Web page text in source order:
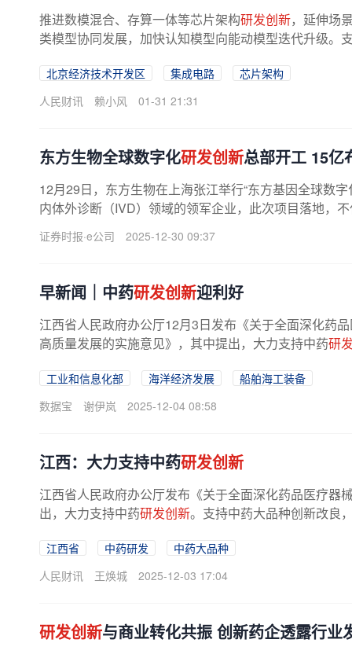
推进数模混合、存算一体等芯片架构研发创新，延伸场
类模型协同发展，加快认知模型向能动模型迭代升级。
北京经济技术开发区 集成电路
芯片架构
人民财讯
赖小风 01-31 21:31
东方生物全球数字化研发创新总部开工 15亿
12月29日，东方生物在上海张江举行“东方基因全球数字
内体外诊断（IVD）领域的领军企业，此次项目落地，
端制造与研发的核心战略迈出关键...
证券时报·e公司 2025-12-30 09:37
早新闻｜中药研发创新迎利好
江西省人民政府办公厅12月3日发布《关于全面深化药
高质量发展的实施意见》，其中提出，大力支持中药研
工业和信息化部 海洋经济发展
船舶海工装备
数据宝
谢伊岚 2025-12-04 08:58
江西：大力支持中药研发创新
江西省人民政府办公厅发布《关于全面深化药品医疗器
出，大力支持中药研发创新。支持中药大品种创新改良
江西省 中药研发
中药大品种
人民财讯
王焕城 2025-12-03 17:04
研发创新与商业转化共振 创新药企透露行业